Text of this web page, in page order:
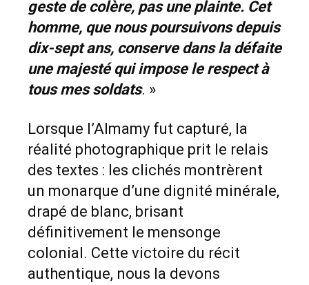
geste de colère, pas une plainte. Cet
homme, que nous poursuivons depuis
dix-sept ans, conserve dans la défaite
une majesté qui impose le respect à
tous mes soldats. »
Lorsque l’Almamy fut capturé, la
réalité photographique prit le relais
des textes : les clichés montrèrent
un monarque d’une dignité minérale,
drapé de blanc, brisant
définitivement le mensonge
colonial. Cette victoire du récit
authentique, nous la devons